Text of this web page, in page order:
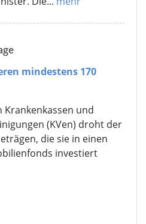
mindestens 170
Krankenkassen und
(KVen) droht der
die sie in einen
investiert